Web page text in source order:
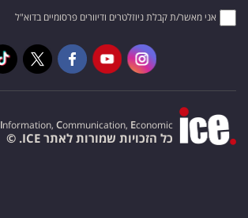
אני מאשר/ת קבלת ניוזלטרים ודיוורים פרסומיים בדוא"ל
Information, Communication, Economic
כל הזכויות שמורות לאתר ICE. ©